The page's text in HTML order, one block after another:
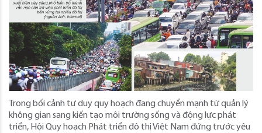
Trong bối cảnh tư duy quy hoạch đang chuyển mạnh từ quản lý
không gian sang kiến tạo môi trường sống và động lực phát
triển, Hội Quy hoạch Phát triển đô thị Việt Nam đứng trước yêu